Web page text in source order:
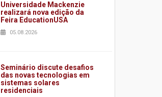
Universidade Mackenzie
realizará nova edição da
Feira EducationUSA
05.08.2026
Seminário discute desafios
das novas tecnologias em
sistemas solares
residenciais